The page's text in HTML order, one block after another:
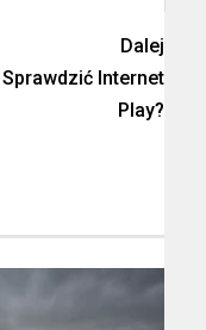
Dalej
Internet
Play?